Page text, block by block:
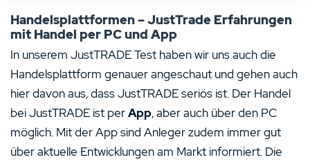
Handelsplattformen – JustTrade Erfahrungen
mit Handel per PC und App
In unserem JustTRADE Test haben wir uns auch die
Handelsplattform genauer angeschaut und gehen auch
hier davon aus, dass JustTRADE seriös ist. Der Handel
bei JustTRADE ist perApp, aber auch über den PC
möglich. Mit der App sind Anleger zudem immer gut
über aktuelle Entwicklungen am Markt informiert. Die